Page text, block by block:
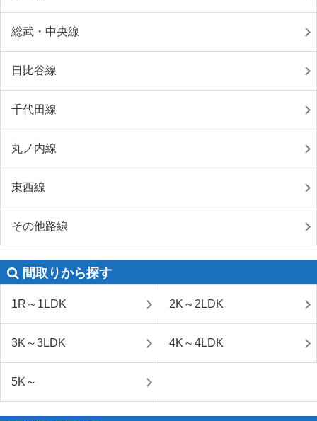
総武・中央線
日比谷線
千代田線
丸ノ内線
東西線
その他路線
間取りから探す
1R～1LDK 2K～2LDK
3K～3LDK 4K～4LDK
5K～